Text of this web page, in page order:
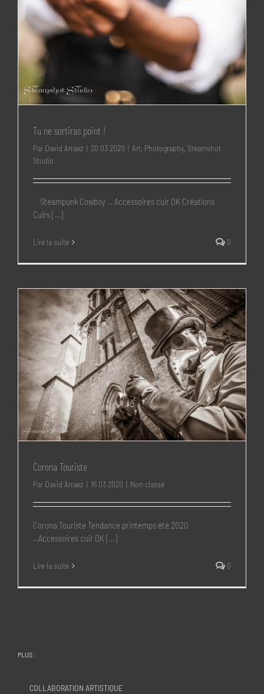
Tu ne sortiras point !
Par David Arraez | 20 03 2020 | Art, Photography, Steamshot
Studio
Steampunk Cowboy ... Accessoires cuir DK Créations
Cuirs [...]
Lire la suite 0
Corona Touriste
Par David Arraez | 16 03 2020 | Non classé
Corona Touriste Tendance printemps été 2020
...Accessoires cuir DK [...]
Lire la suite 0
PLUS :
COLLABORATION ARTISTIQUE